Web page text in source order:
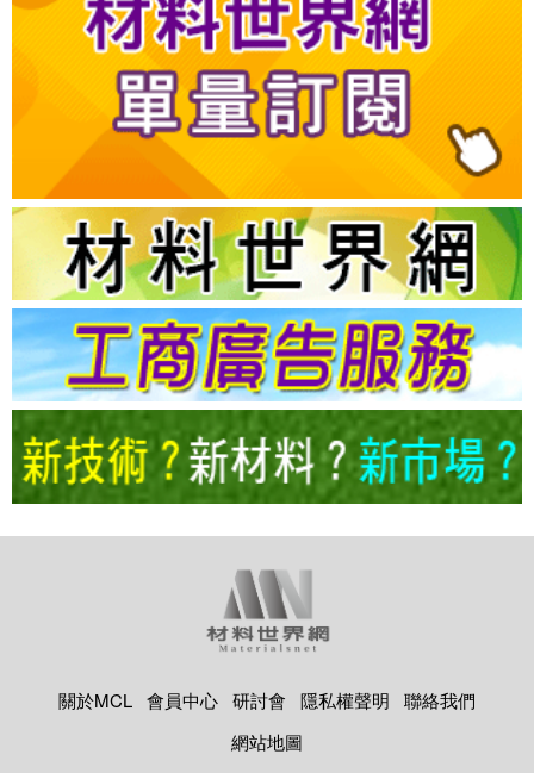
關於MCL 會員中心 研討會 隱私權聲明
聯絡我們
網站地圖